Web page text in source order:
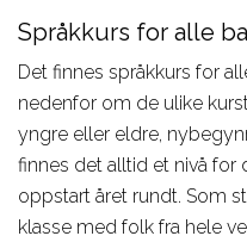
Environment,
Natural
Science
IT,
Engineering,
STEM-fag
Språkkurs for alle
Det finnes språkkurs for
nedenfor om de ulike
yngre eller eldre,
finnes det alltid et nivå for
oppstart året rundt. Som
klasse med folk fra hele